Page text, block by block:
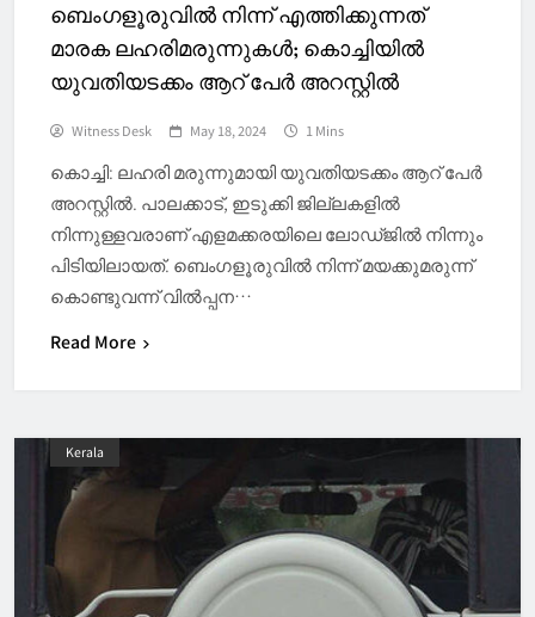
ബെംഗളൂരുവിൽ നിന്ന് എത്തിക്കുന്നത്
മാരക ലഹരിമരുന്നുകൾ; കൊച്ചിയിൽ
യുവതിയടക്കം ആറ് പേർ അറസ്റ്റിൽ
Witness Desk May 18, 2024 1 Mins
കൊച്ചി: ലഹരി മരുന്നുമായി യുവതിയടക്കം ആറ് പേർ
അറസ്റ്റിൽ. പാലക്കാട്, ഇടുക്കി ജില്ലകളിൽ
നിന്നുള്ളവരാണ് എളമക്കരയിലെ ലോഡ്ജിൽ നിന്നും
പിടിയിലായത്. ബെംഗളൂരുവിൽ നിന്ന് മയക്കുമരുന്ന്
കൊണ്ടുവന്ന് വിൽപ്പന…
Read More
Kerala